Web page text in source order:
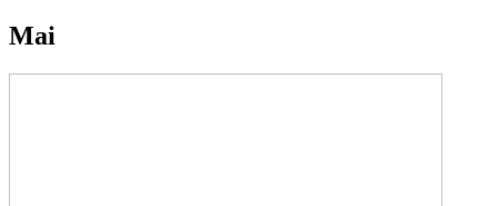
Mai